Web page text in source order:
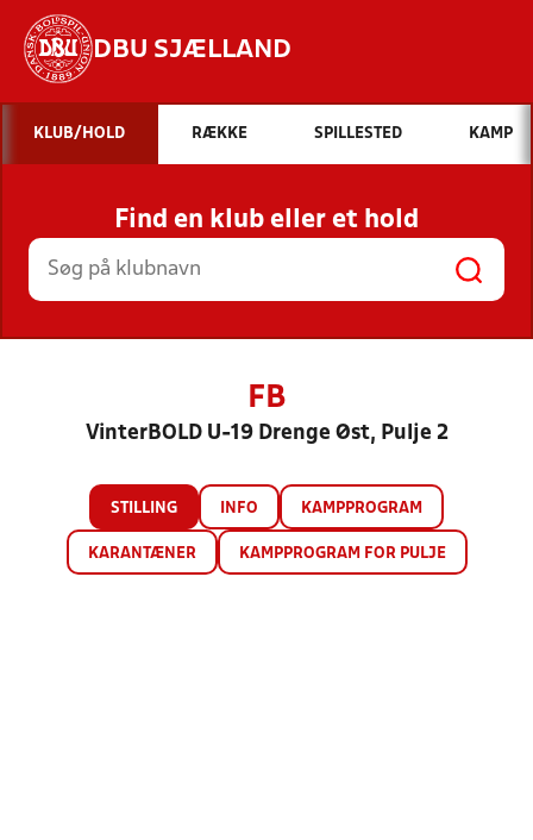
DBU SJÆLLAND
Hvad vil du søge efter?
INDHOLD OG NYHEDER
STILLINGER, RESULTATER, KLUBBER OG
HOLD
KLUB/HOLD RÆKKE SPILLESTED KAMP
Find en klub eller et hold
FB
VinterBOLD U-19 Drenge Øst, Pulje 2
STILLING INFO KAMPPROGRAM
KARANTÆNER KAMPPROGRAM FOR PULJE